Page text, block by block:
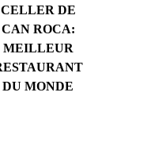
CELLER DE
CAN ROCA:
MEILLEUR
DU MONDE